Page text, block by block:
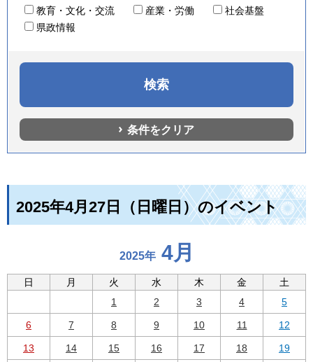
教育・文化・交流
産業・労働
社会基盤
県政情報
条件をクリア
2025年4月27日（日曜日）のイベント
2025年 4月
日 月 火 水 木 金
土
1
2 3 4 5
6 7 8 9 10 11 12
13 14 15 16 17 18 19